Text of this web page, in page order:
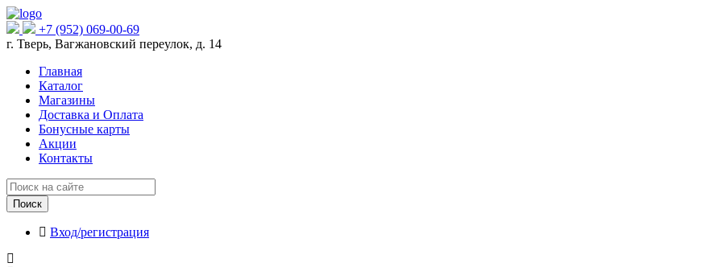
+7 (952) 069-00-69
г. Тверь, Вагжановский переулок, д. 14
Главная
Каталог
Магазины
Доставка и Оплата
Бонусные карты
Акции
Контакты
Поиск
Вход/регистрация